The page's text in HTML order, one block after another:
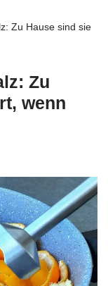
Zu Hause sind sie
Zu
wenn